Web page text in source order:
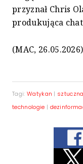
przyznał Chris
produkująca
(MAC, 26.05.2026)
Tagi: Watykan |
technologie |